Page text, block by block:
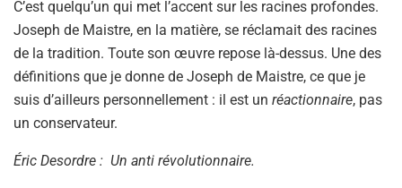
C’est quelqu’un qui met l’accent sur les racines profondes.
Joseph de Maistre, en la matière, se réclamait des racines
de la tradition. Toute son œuvre repose là-dessus. Une des
définitions que je donne de Joseph de Maistre, ce que je
suis d’ailleurs personnellement : il est un réactionnaire, pas
un conservateur.
Éric Desordre : Un anti révolutionnaire.